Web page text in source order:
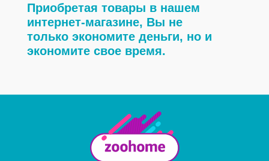
Приобретая товары в нашем
интернет-магазине, Вы не
только экономите деньги, но и
экономите свое время.